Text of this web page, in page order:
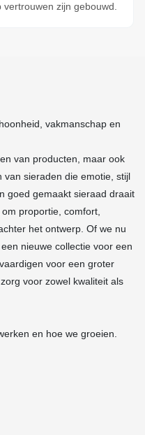
zijn gebouwd.
vakmanschap en
van producten, maar ook
sieraden die emotie, stijl
goed gemaakt sieraad draait
proportie, comfort,
het ontwerp. Of we nu
nieuwe collectie voor een
voor een groter
voor zowel kwaliteit als
en hoe we groeien.